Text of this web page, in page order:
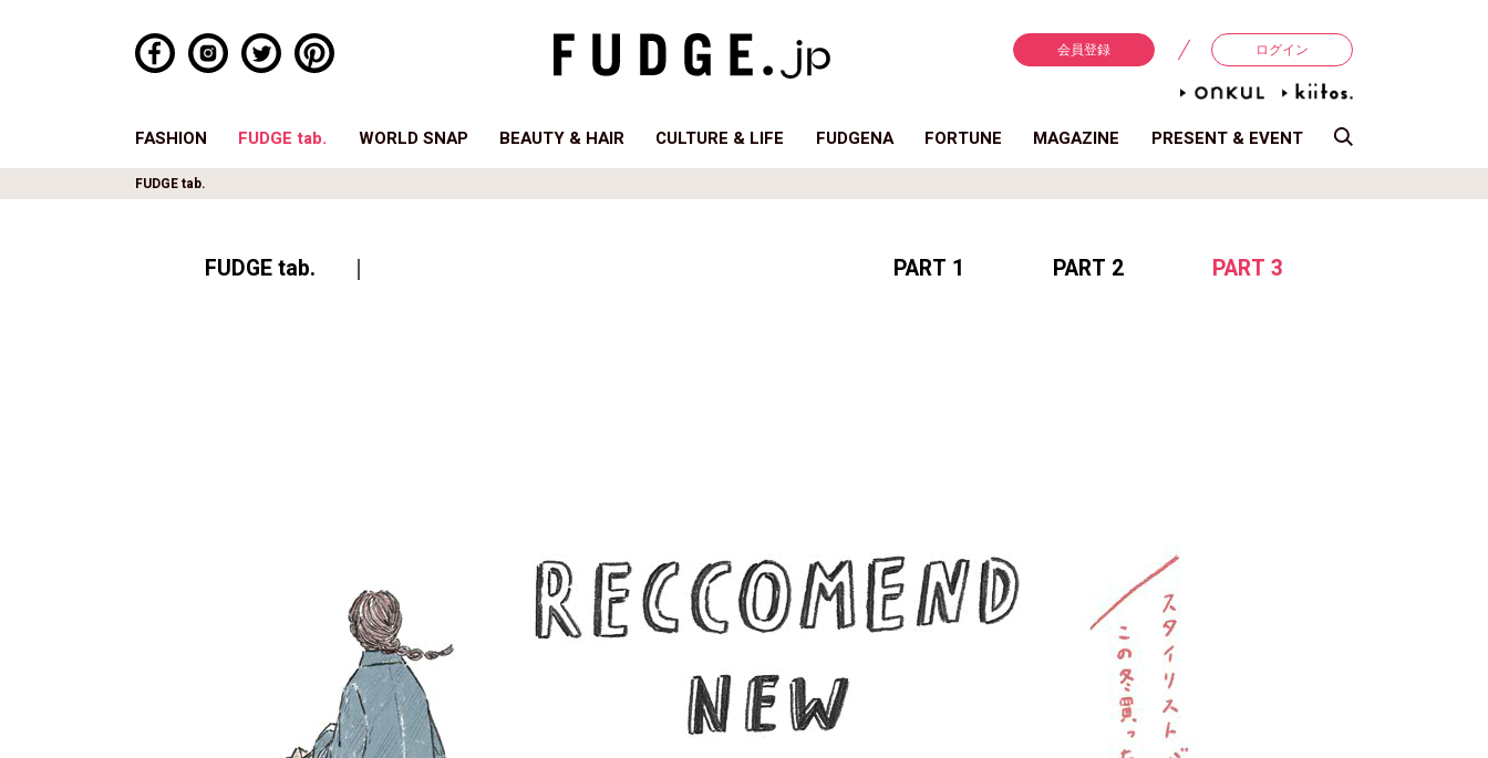
会員登録 ログイン
FASHION FUDGE tab. WORLD SNAP BEAUTY & HAIR CULTURE & LIFE FUDGENA FORTUNE MAGAZINE PRESENT & EVENT
FUDGE tab.
FUDGE tab. PART 1 PART 2 PART 3